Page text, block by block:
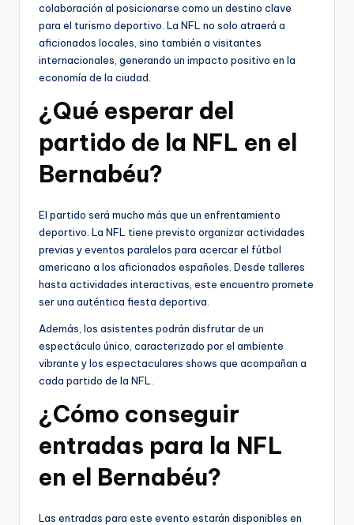
colaboración al posicionarse como un destino clave
para el turismo deportivo. La NFL no solo atraerá a
aficionados locales, sino también a visitantes
internacionales, generando un impacto positivo en la
economía de la ciudad.
¿Qué esperar del
partido de la NFL en el
Bernabéu?
El partido será mucho más que un enfrentamiento
deportivo. La NFL tiene previsto organizar actividades
previas y eventos paralelos para acercar el fútbol
americano a los aficionados españoles. Desde talleres
hasta actividades interactivas, este encuentro promete
ser una auténtica fiesta deportiva.
Además, los asistentes podrán disfrutar de un
espectáculo único, caracterizado por el ambiente
vibrante y los espectaculares shows que acompañan a
cada partido de la NFL.
¿Cómo conseguir
entradas para la NFL
en el Bernabéu?
Las entradas para este evento estarán disponibles en